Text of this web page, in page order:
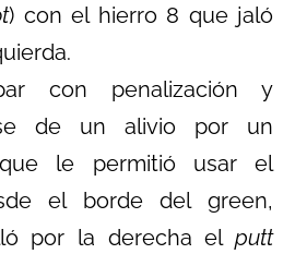
) con el hierro 8 que jaló
con penalización y
de un alivio por un
le permitió usar el
el borde del green,
por la derecha el putt